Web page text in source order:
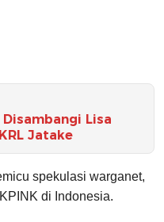
Lisa
Jatake
spekulasi warganet,
di Indonesia.